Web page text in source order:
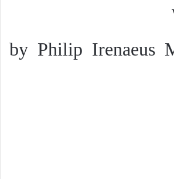
Irenaeus
by Philip